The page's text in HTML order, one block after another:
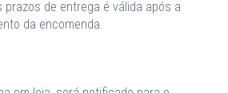
prazos de entrega é válida após a
da encomenda.